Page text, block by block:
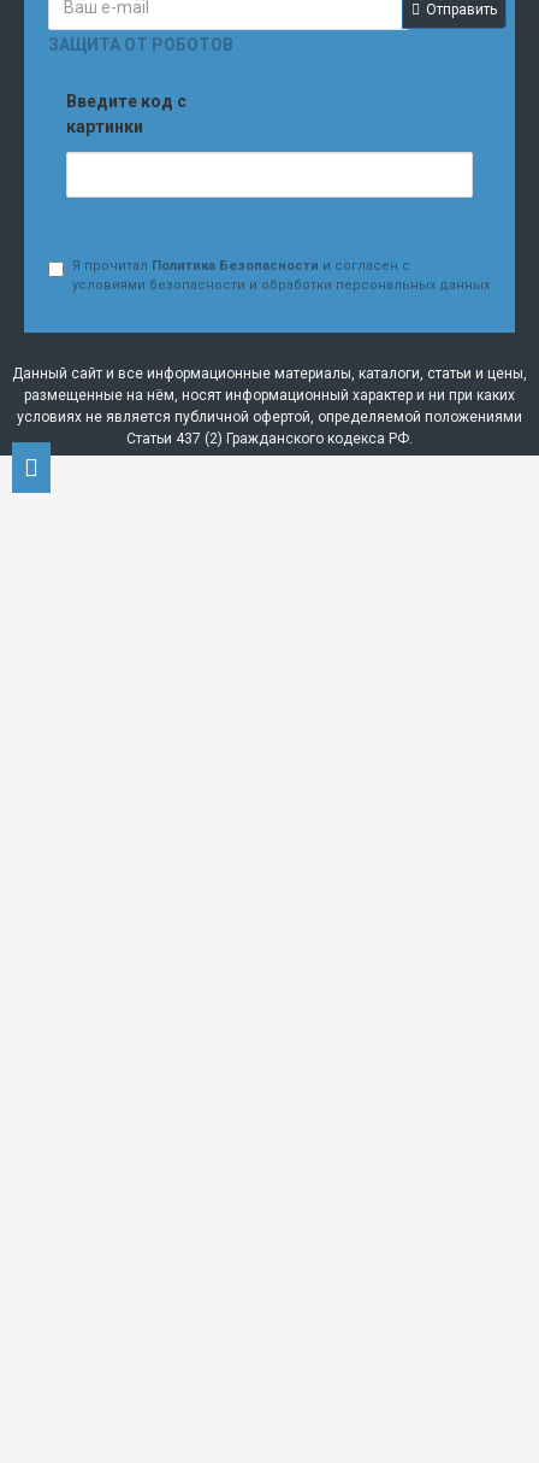
Отправить
ЗАЩИТА ОТ РОБОТОВ
Введите код с
картинки
Я прочитал Политика Безопасности и согласен с
условиями безопасности и обработки персональных данных
Данный сайт и все информационные материалы, каталоги, статьи и цены,
размещенные на нём, носят информационный характер и ни при каких
условиях не является публичной офертой, определяемой положениями
Статьи 437 (2) Гражданского кодекса РФ.